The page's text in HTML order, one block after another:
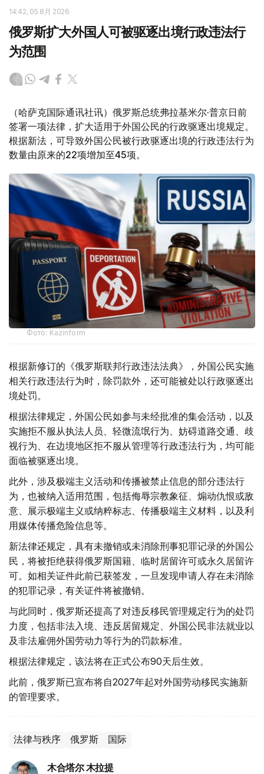
14:42, 05 8月 2026
俄罗斯扩大外国人可被驱逐出境行政违法行
为范围
（哈萨克国际通讯社讯）俄罗斯总统弗拉基米尔·普京日前
签署一项法律，扩大适用于外国公民的行政驱逐出境规定。
根据新法，可导致外国公民被行政驱逐出境的行政违法行为
数量由原来的22项增加至45项。
Фото: Kazinform
根据新修订的《俄罗斯联邦行政违法法典》，外国公民实施
相关行政违法行为时，除罚款外，还可能被处以行政驱逐出
境处罚。
根据法律规定，外国公民如参与未经批准的集会活动，以及
实施拒不服从执法人员、轻微流氓行为、妨碍道路交通、歧
视行为、在边境地区拒不服从管理等行政违法行为，均可能
面临被驱逐出境。
此外，涉及极端主义活动和传播被禁止信息的部分违法行
为，也被纳入适用范围，包括侮辱宗教象征、煽动仇恨或敌
意、展示极端主义或纳粹标志、传播极端主义材料，以及利
用媒体传播危险信息等。
新法律还规定，具有未撤销或未消除刑事犯罪记录的外国公
民，将被拒绝获得俄罗斯国籍、临时居留许可或永久居留许
可。如相关证件此前已获签发，一旦发现申请人存在未消除
的犯罪记录，有关证件将被撤销。
与此同时，俄罗斯还提高了对违反移民管理规定行为的处罚
力度，包括非法入境、违反居留规定、外国公民非法就业以
及非法雇佣外国劳动力等行为的罚款标准。
根据法律规定，该法将在正式公布90天后生效。
此前，俄罗斯已宣布将自2027年起对外国劳动移民实施新
的管理要求。
法律与秩序 俄罗斯 国际
木合塔尔 木拉提